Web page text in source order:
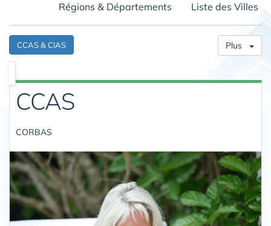
Régions & Départements Liste des Villes
CCAS & CIAS Plus
CCAS
CORBAS